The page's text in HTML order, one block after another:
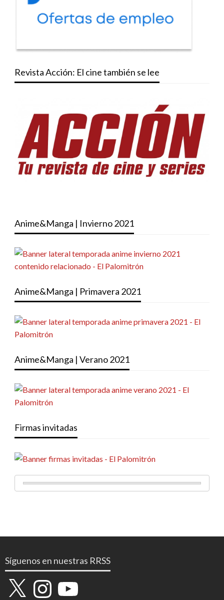
Revista Acción: El cine también se lee
Anime&Manga | Invierno 2021
Anime&Manga | Primavera 2021
Anime&Manga | Verano 2021
Firmas invitadas
Síguenos en nuestras RRSS
X InstagramYouTube